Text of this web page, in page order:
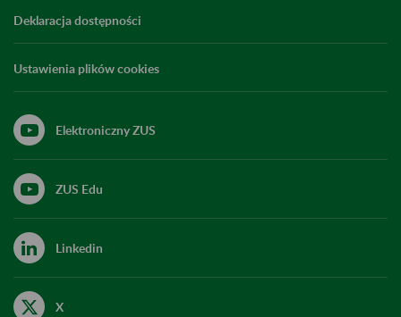
Deklaracja dostępności
Ustawienia plików cookies
Elektroniczny ZUS
ZUS Edu
Linkedin
X